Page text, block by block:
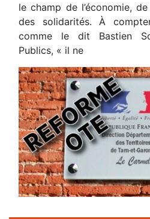
le champ de l’économie,
des solidarités. À
comme le dit Bastien
Publics, « il ne